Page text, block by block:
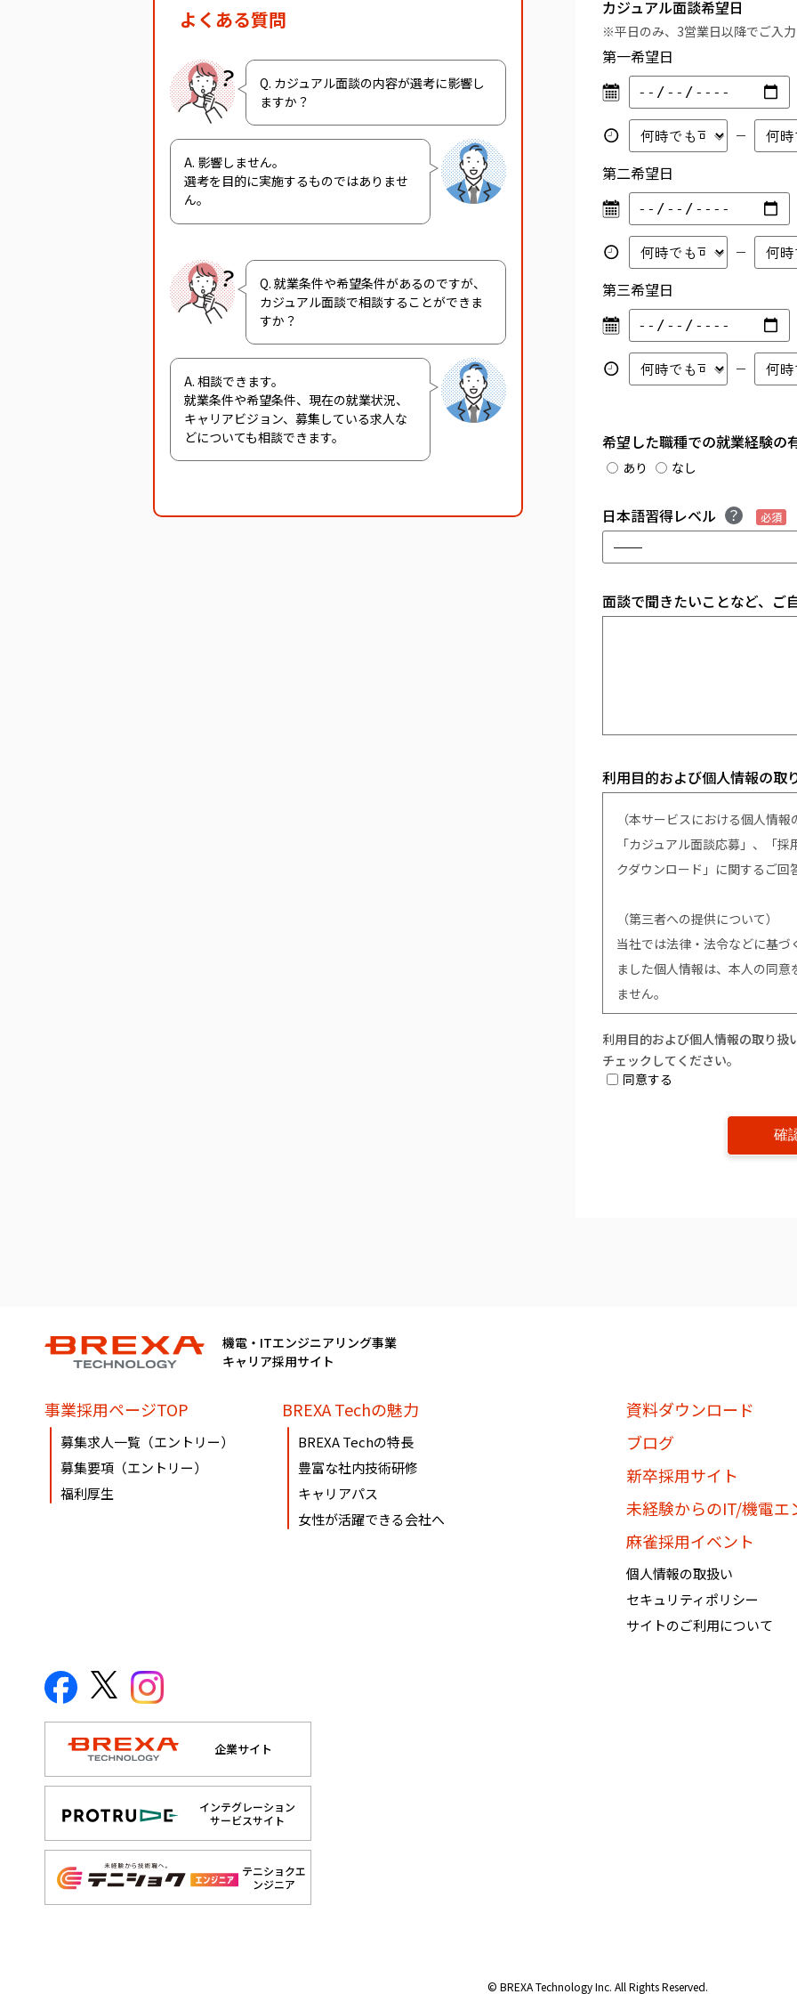
よくある質問
Q. カジュアル面談の内容が選考に影響し
ますか？
A. 影響しません。
選考を目的に実施するものではありませ
ん。
Q. 就業条件や希望条件があるのですが、
カジュアル面談で相談することができま
すか？
A. 相談できます。
就業条件や希望条件、現在の就業状況、
キャリアビジョン、募集している求人な
どについても相談できます。
カジュアル面談希望日
※平日のみ、3営業日以降でご入力
第一希望日
第二希望日
第三希望日
希望した職種での就業経験の
あり なし
日本語習得レベル 必須
面談で聞きたいことなど、ご
利用目的および個人情報の取
（本サービスにおける個人情報
「カジュアル面談応募」、「
クダウンロード」に関するご回
（第三者への提供について）
当社では法律・法令などに基
ました個人情報は、本人の同
ません。
（個人情報提供の任意性につい
個人情報の提供は原則任意です
ご提供ができません。
株式会社BREXA Technology
個人情報マネジメントシステム
個人情報保護管理者：吉野 貴博
利用目的および個人情報の取り扱
チェックしてください。
同意する
機電・ITエンジニアリング事業
キャリア採用サイト
事業採用ページTOP
募集求人一覧（エントリー）
募集要項（エントリー）
福利厚生
BREXA Techの魅力
BREXA Techの特長
豊富な社内技術研修
キャリアパス
女性が活躍できる会社へ
資料ダウンロード
ブログ
新卒採用サイト
未経験からのIT/機電エ
麻雀採用イベント
個人情報の取扱い
セキュリティポリシー
サイトのご利用について
企業サイト
インテグレーション
サービスサイト
テニショクエ
ンジニア
© BREXA Technology Inc. All Rights Reserved.